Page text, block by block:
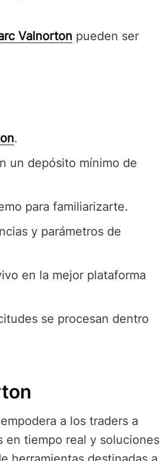
Valnorton pueden ser
.
un depósito mínimo de
para familiarizarte.
y parámetros de
en la mejor plataforma
se procesan dentro
a los traders a
en tiempo real y soluciones